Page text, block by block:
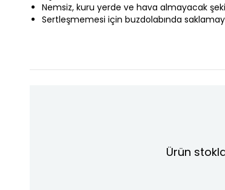
Nemsiz, kuru yerde ve hava almayacak
Sertleşmemesi için buzdolabında
Ürün